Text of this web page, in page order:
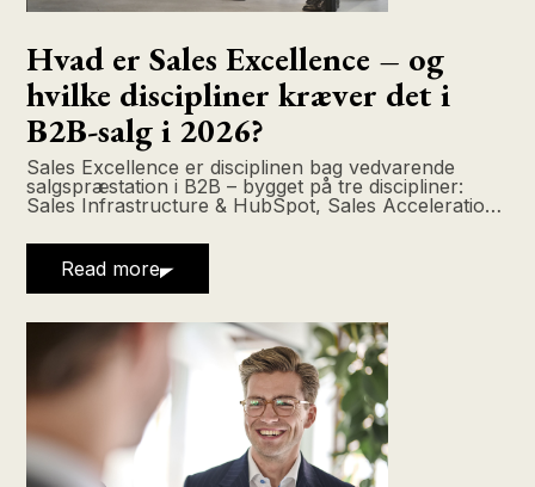
Hvad er Sales Excellence – og
hvilke discipliner kræver det i
B2B-salg i 2026?
Sales Excellence er disciplinen bag vedvarende
salgspræstation i B2B – bygget på tre discipliner:
Sales Infrastructure & HubSpot, Sales Acceleration
Read more